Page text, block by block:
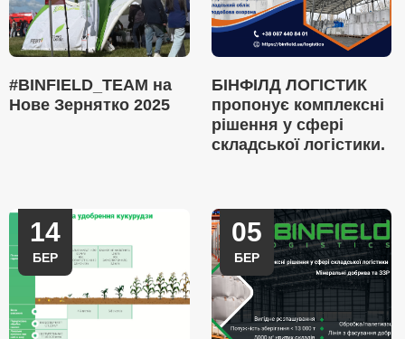
#BINFIELD_TEAM на
Нове Зернятко 2025
БІНФІЛД ЛОГІСТИК
пропонує комплексні
рішення у сфері
складської логістики.
14
БЕР
05
БЕР